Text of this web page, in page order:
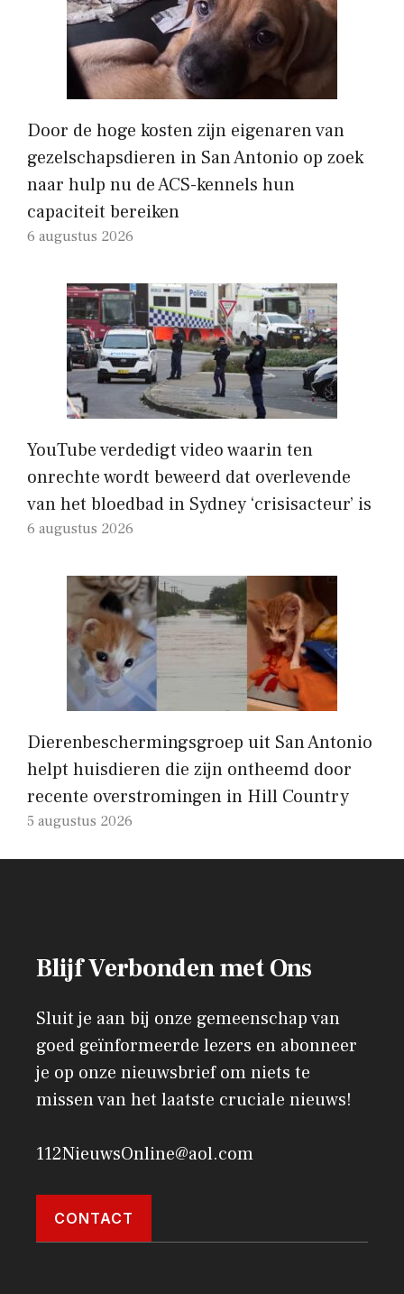
Door de hoge kosten zijn eigenaren van
gezelschapsdieren in San Antonio op zoek
naar hulp nu de ACS-kennels hun
capaciteit bereiken
6 augustus 2026
YouTube verdedigt video waarin ten
onrechte wordt beweerd dat overlevende
van het bloedbad in Sydney ‘crisisacteur’ is
6 augustus 2026
Dierenbeschermingsgroep uit San Antonio
helpt huisdieren die zijn ontheemd door
recente overstromingen in Hill Country
5 augustus 2026
Blijf Verbonden met Ons
Sluit je aan bij onze gemeenschap van
goed geïnformeerde lezers en abonneer
je op onze nieuwsbrief om niets te
missen van het laatste cruciale nieuws!
112NieuwsOnline@aol.com
CONTACT